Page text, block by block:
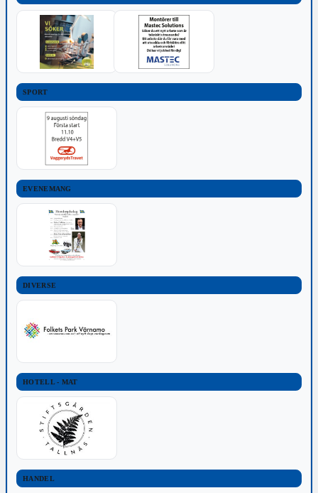
SPORT
EVENEMANG
DIVERSE
HOTELL - MAT
HANDEL